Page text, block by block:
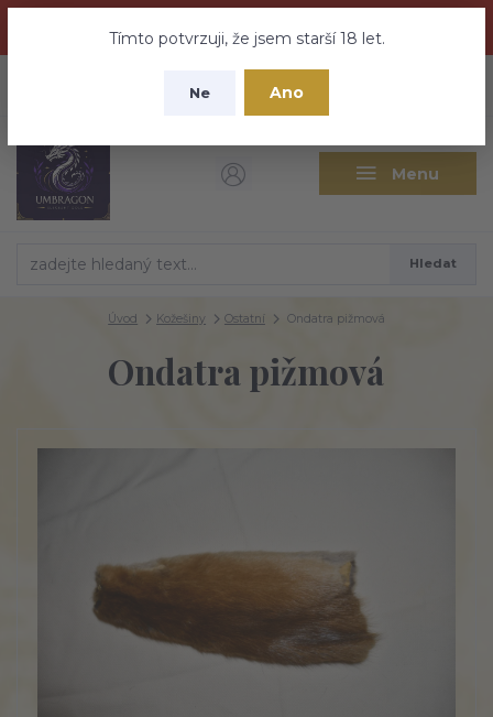
nebuďte vyděšeni zde najdete vše a ještě mnohem víc
Tímto potvrzuji, že jsem starší 18 let.
Ne Ano
Menu
CZK
Hledat
Úvod Kožešiny Ostatní Ondatra pižmová
Ondatra pižmová